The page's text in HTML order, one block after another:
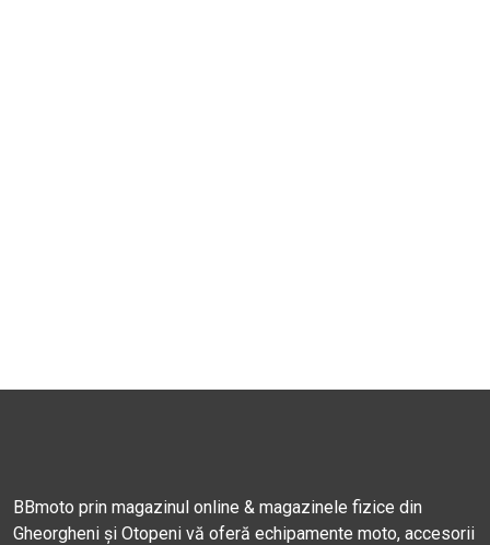
BBmoto prin magazinul online & magazinele fizice din
Gheorgheni și Otopeni vă oferă echipamente moto, accesorii